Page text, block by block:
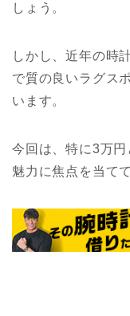
しょう。
しかし、近年の時
で質の良いラグス
います。
今回は、特に3万
魅力に焦点を当て